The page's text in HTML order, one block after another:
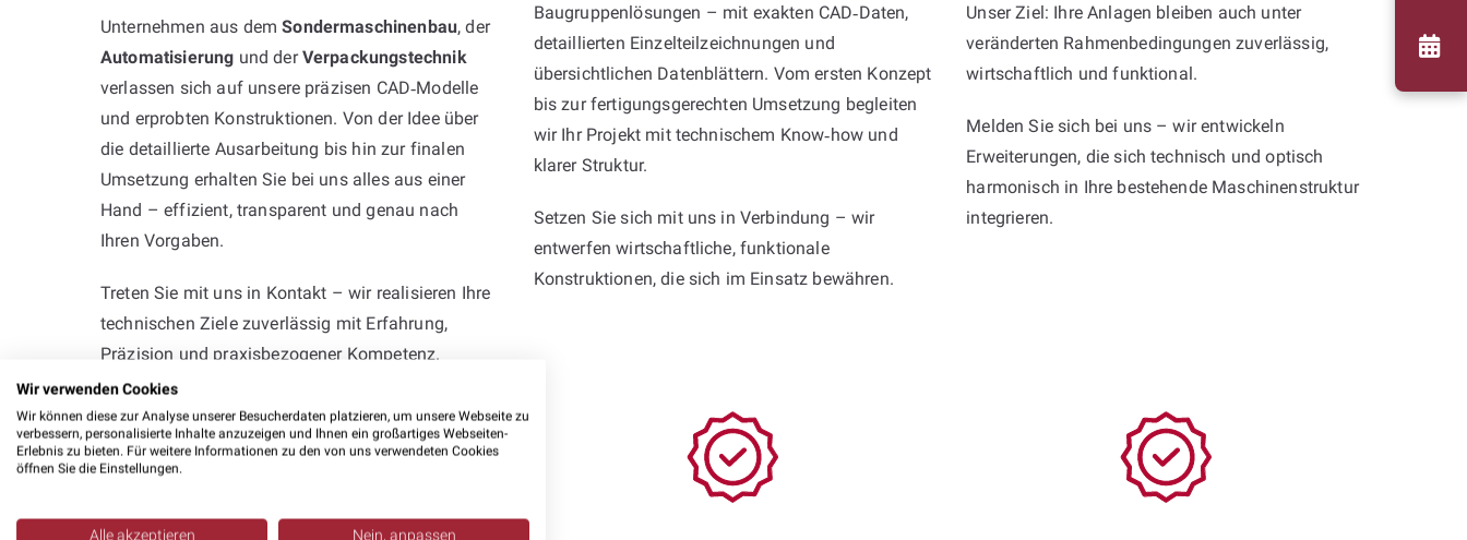
Unternehmen aus demSondermaschinenbau, der
Automatisierung und derVerpackungstechnik
verlassen sich auf unsere präzisen CAD‑Modelle
und erprobten Konstruktionen. Von der Idee über
die detaillierte Ausarbeitung bis hin zur finalen
Umsetzung erhalten Sie bei uns alles aus einer
Hand – effizient, transparent und genau nach
Ihren Vorgaben.
Treten Sie mit uns in Kontakt – wir realisieren Ihre
technischen Ziele zuverlässig mit Erfahrung,
Präzision und praxisbezogener Kompetenz.
Baugruppenlösungen – mit exakten CAD‑Daten,
detaillierten Einzelteilzeichnungen und
übersichtlichen Datenblättern. Vom ersten Konzept
bis zur fertigungsgerechten Umsetzung begleiten
wir Ihr Projekt mit technischem Know‑how und
klarer Struktur.
Setzen Sie sich mit uns in Verbindung – wir
entwerfen wirtschaftliche, funktionale
Konstruktionen, die sich im Einsatz bewähren.
Unser Ziel: Ihre Anlagen bleiben auch unter
veränderten Rahmenbedingungen zuverlässig,
wirtschaftlich und funktional.
Melden Sie sich bei uns – wir entwickeln
Erweiterungen, die sich technisch und optisch
harmonisch in Ihre bestehende Maschinenstruktur
integrieren.
Wir verwenden Cookies
Wir können diese zur Analyse unserer Besucherdaten platzieren, um unsere Webseite zu
verbessern, personalisierte Inhalte anzuzeigen und Ihnen ein großartiges Webseiten-
Erlebnis zu bieten. Für weitere Informationen zu den von uns verwendeten Cookies
öffnen Sie die Einstellungen.
Alle akzeptieren Nein, anpassen